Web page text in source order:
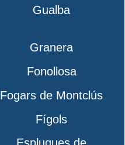
Gualba
Granera
Fonollosa
Fogars de Montclús
Fígols